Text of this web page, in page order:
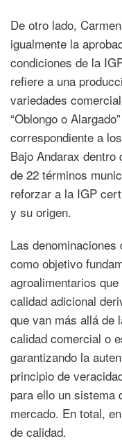
De otro lado,
igualmente la
condiciones de la
refiere a una
variedades
“Oblongo o
correspondiente a
Bajo Andarax
de 22 términos
reforzar a la IGP
y su origen.
Las
como objetivo
agroalimentarios
calidad adicional
que van más allá de
calidad comercial o
garantizando la
principio de
para ello un sistema
mercado. En total,
de calidad.